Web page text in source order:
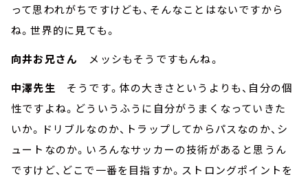
って思われがちですけども、そんなことはないですから
ね。世界的に見ても。
向井お兄さん
メッシもそうですもんね。
中澤先生 そうです。体の大きさというよりも、自分の個
性ですよね。どういうふうに自分がうまくなっていきた
いか。ドリブルなのか、トラップしてからパスなのか、シ
ュートなのか。いろんなサッカーの技術があると思うん
ですけど、どこで一番を目指すか。ストロングポイントを